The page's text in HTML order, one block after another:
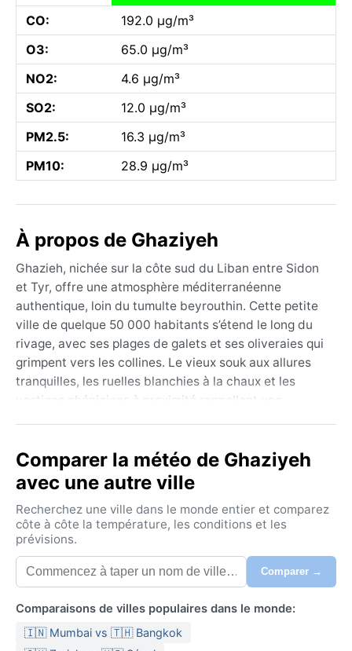
CO:
192.0 µg/m³
O3:
65.0 µg/m³
NO2:
4.6 µg/m³
SO2:
12.0 µg/m³
PM2.5:
16.3 µg/m³
PM10:
28.9 µg/m³
À propos de Ghaziyeh
Ghazieh, nichée sur la côte sud du Liban entre Sidon
et Tyr, offre une atmosphère méditerranéenne
authentique, loin du tumulte beyrouthin. Cette petite
ville de quelque 50 000 habitants s’étend le long du
rivage, avec ses plages de galets et ses oliveraies qui
grimpent vers les collines. Le vieux souk aux allures
tranquilles, les ruelles blanchies à la chaux et les
vestiges phéniciens à proximité rappellent une
citronnier, et la lumière éclatante du Levant.
Le climat de Ghazieh appartient à la classe Csa de
Köppen, soit un été méditerranéen chaud et sec. De
juin à septembre, les températures grimpent souvent
au-dessus de 30 °C, avec une forte humidité due à la
proximité de la mer. Les hivers, en revanche, sont
doux et pluvieux : de décembre à mars, les maximales
abondantes, tandis que le sirocco, ce vent chaud
venu du désert, souffle parfois en automne ou au
Comparer la météo de Ghaziyeh
avec une autre ville
Recherchez une ville dans le monde entier et comparez
côte à côte la température, les conditions et les
prévisions.
Comparer →
Comparaisons de villes populaires dans le monde:
🇮🇳 Mumbai vs 🇹🇭 Bangkok